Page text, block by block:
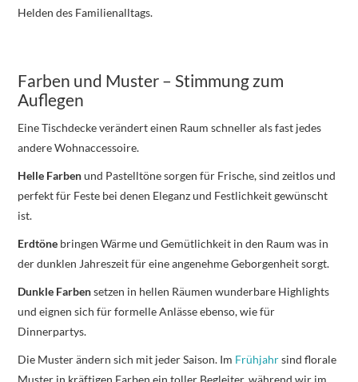
Helden des Familienalltags.
Farben und Muster – Stimmung zum
Auflegen
Eine Tischdecke verändert einen Raum schneller als fast jedes
andere Wohnaccessoire.
Helle Farbenund Pastelltöne sorgen für Frische, sind zeitlos und
perfekt für Feste bei denen Eleganz und Festlichkeit gewünscht
ist.
Erdtöne bringen Wärme und Gemütlichkeit in den Raum was in
der dunklen Jahreszeit für eine angenehme Geborgenheit sorgt.
Dunkle Farbensetzen in hellen Räumen wunderbare Highlights
und eignen sich für formelle Anlässe ebenso, wie für
Dinnerpartys.
Die Muster ändern sich mit jeder Saison. Im Frühjahrsind florale